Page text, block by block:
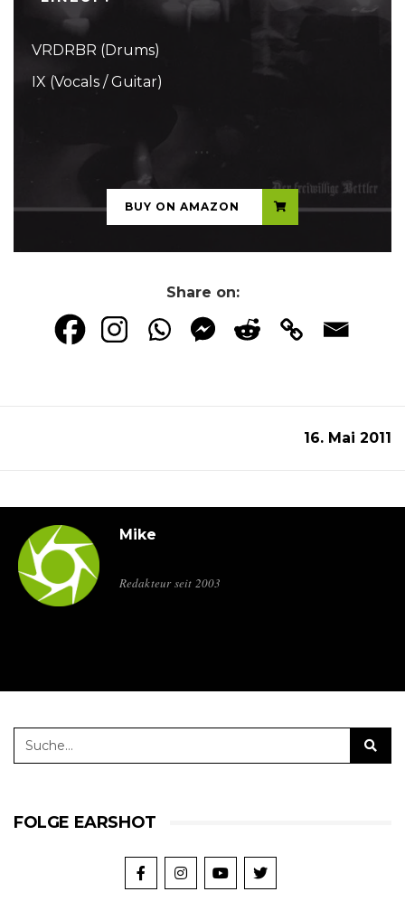
VRDRBR (Drums)
IX (Vocals / Guitar)
...
BUY ON AMAZON
Share on:
16. Mai 2011
Mike
Redakteur seit 2003
FOLGE EARSHOT